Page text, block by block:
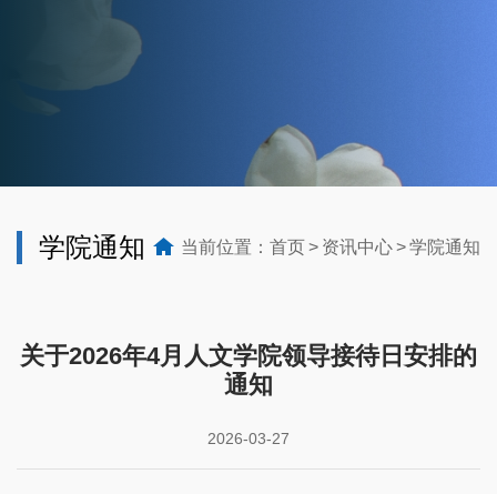
学院通知 当前位置： 首页 资讯中心 学院通知
关于2026年4月人文学院领导接待日安排的
通知
2026-03-27